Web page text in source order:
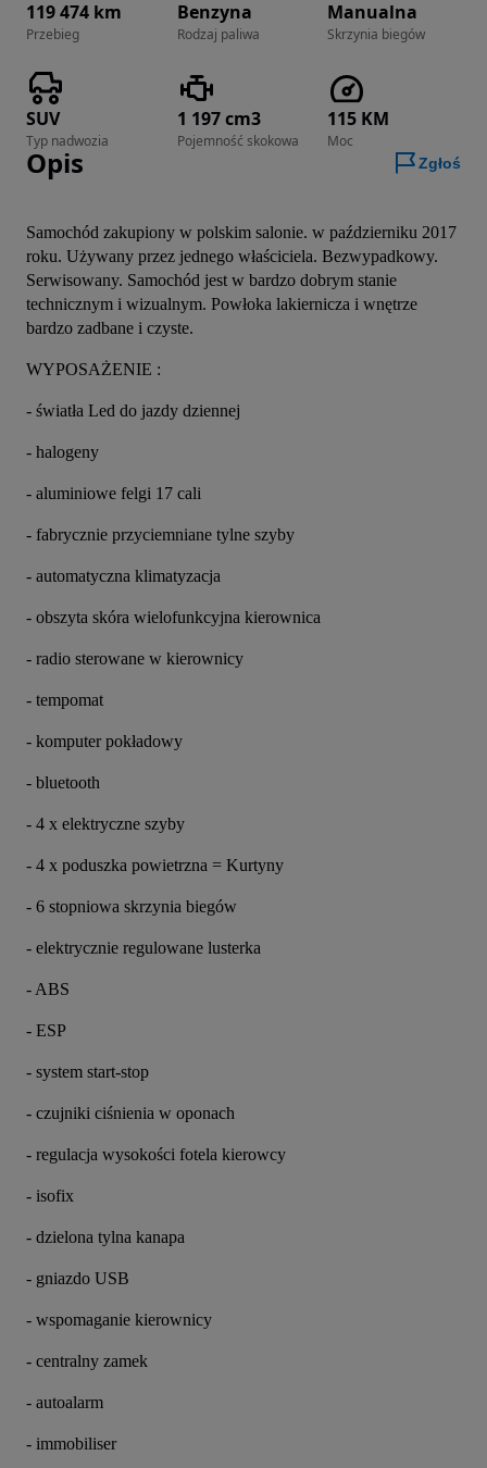
119 474 km
Przebieg
Benzyna
Rodzaj paliwa
Manualna
Skrzynia biegów
SUV
Typ nadwozia
1 197 cm3
Pojemność skokowa
115 KM
Moc
Opis Zgłoś
Samochód zakupiony w polskim salonie. w październiku 2017
roku. Używany przez jednego właściciela. Bezwypadkowy.
Serwisowany. Samochód jest w bardzo dobrym stanie
technicznym i wizualnym. Powłoka lakiernicza i wnętrze
bardzo zadbane i czyste.
WYPOSAŻENIE :
- światła Led do jazdy dziennej
- halogeny
- aluminiowe felgi 17 cali
- fabrycznie przyciemniane tylne szyby
- automatyczna klimatyzacja
- obszyta skóra wielofunkcyjna kierownica
- radio sterowane w kierownicy
- tempomat
- komputer pokładowy
- bluetooth
- 4 x elektryczne szyby
- 4 x poduszka powietrzna = Kurtyny
- 6 stopniowa skrzynia biegów
- elektrycznie regulowane lusterka
- ABS
- ESP
- system start-stop
- czujniki ciśnienia w oponach
- regulacja wysokości fotela kierowcy
- isofix
- dzielona tylna kanapa
- gniazdo USB
- wspomaganie kierownicy
- centralny zamek
- autoalarm
- immobiliser